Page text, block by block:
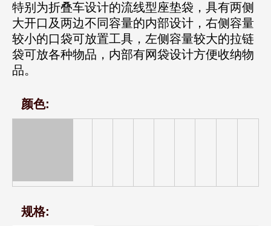
特别为折叠车设计的流线型座垫袋，具有两侧
大开口及两边不同容量的内部设计，右侧容量
较小的口袋可放置工具，左侧容量较大的拉链
袋可放各种物品，内部有网袋设计方便收纳物
品。
颜色:
规格: